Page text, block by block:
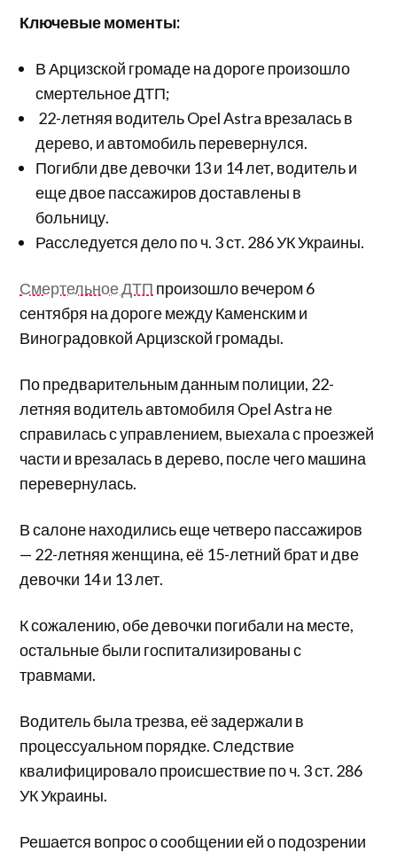
Ключевые моменты:
В Арцизской громаде на дороге произошло
смертельное ДТП;
22-летняя водитель Opel Astra врезалась в
дерево, и автомобиль перевернулся.
Погибли две девочки 13 и 14 лет, водитель и
еще двое пассажиров доставлены в
больницу.
Расследуется дело по ч. 3 ст. 286 УК Украины.
Смертельное ДТП произошло вечером 6
сентября на дороге между Каменским и
Виноградовкой Арцизской громады.
По предварительным данным полиции, 22-
летняя водитель автомобиля Opel Astra не
справилась с управлением, выехала с проезжей
части и врезалась в дерево, после чего машина
перевернулась.
В салоне находились еще четверо пассажиров
— 22-летняя женщина, её 15-летний брат и две
девочки 14 и 13 лет.
К сожалению, обе девочки погибали на месте,
остальные были госпитализированы с
травмами.
Водитель была трезва, её задержали в
процессуальном порядке. Следствие
квалифицировало происшествие по ч. 3 ст. 286
УК Украины.
Решается вопрос о сообщении ей о подозрении